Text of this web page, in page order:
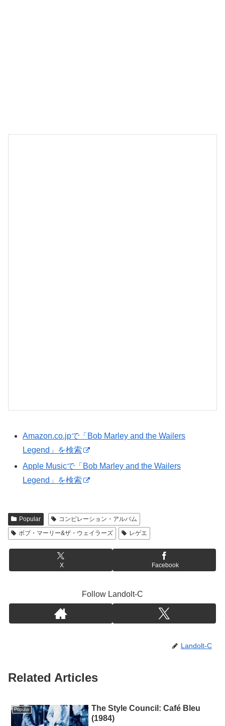
Amazon.co.jpで「Bob Marley and the Wailers
Legend」を検索
Apple Musicで「Bob Marley and the Wailers
Legend」を検索
Popular
コンピレーション・アルバム
ボブ・マーリー&ザ・ウェイラーズ
レゲエ
X Facebook
Follow Landolt-C
Landolt-C
Related Articles
Popular
The Style Council: Café Bleu
(1984)